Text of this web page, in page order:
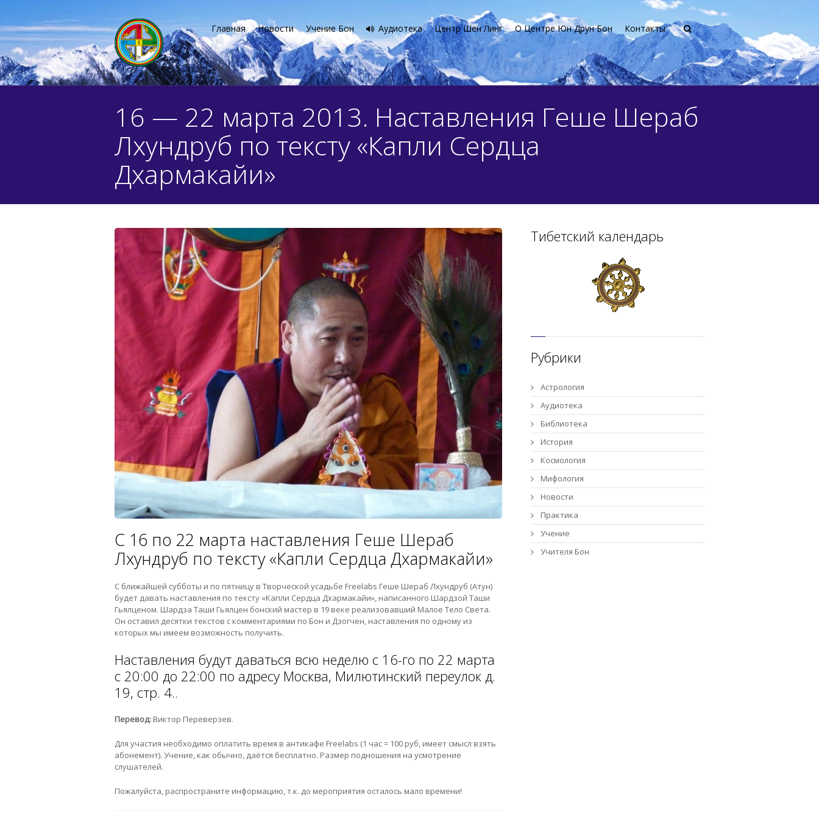
Главная Новости Учение Бон Аудиотека Центр Шен Линг О Центре Юн Друн Бон Контакты
16 — 22 марта 2013. Наставления Геше Шераб
Лхундруб по тексту «Капли Сердца
Дхармакайи»
С 16 по 22 марта наставления Геше Шераб
Лхундруб по тексту «Капли Сердца Дхармакайи»
С ближайшей субботы и по пятницу в Творческой усадьбе Freelabs Геше Шераб Лхундруб (Атун)
будет давать наставления по тексту «Капли Сердца Дхармакайи», написанного Шардзой Таши
Гьялценом. Шардза Таши Гьялцен бонский мастер в 19 веке реализовавший Малое Тело Света.
Он оставил десятки текстов с комментариями по Бон и Дзогчен, наставления по одному из
которых мы имеем возможность получить.
Наставления будут даваться всю неделю с 16-го по 22 марта
с 20:00 до 22:00 по адресу Москва, Милютинский переулок д.
19, стр. 4..
Перевод: Виктор Переверзев.
Для участия необходимо оплатить время в антикафе Freelabs (1 час = 100 руб, имеет смысл взять
абонемент). Учение, как обычно, даётся бесплатно. Размер подношения на усмотрение
слушателей.
Пожалуйста, распространите информацию, т.к. до мероприятия осталось мало времени!
Тибетский календарь
Рубрики
Астрология
Аудиотека
Библиотека
История
Космология
Мифология
Новости
Практика
Учение
Учителя Бон